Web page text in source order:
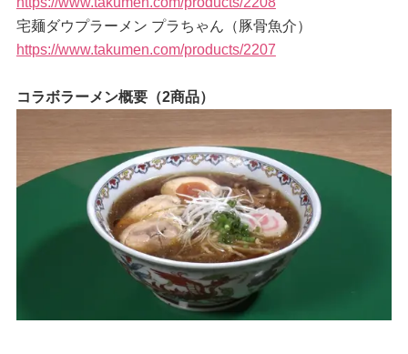
宅麺ダウプラーメン プラちゃん（豚骨魚介）
https://www.takumen.com/products/2207
コラボラーメン概要（2商品）